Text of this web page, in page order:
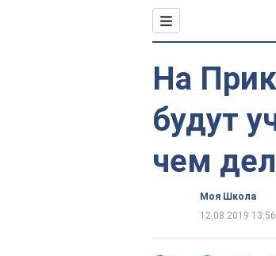
На
будут
чем
Моя Школа
12.08.2019 13:56